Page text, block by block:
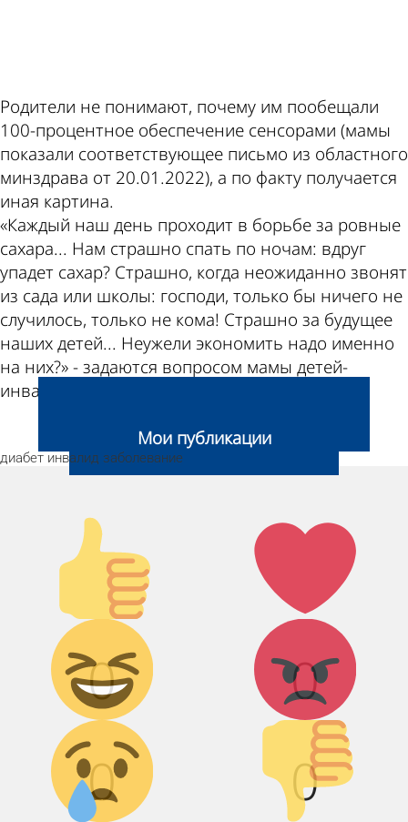
Родители не понимают, почему им пообещали
100-процентное обеспечение сенсорами (мамы
показали соответствующее письмо из областного
минздрава от 20.01.2022), а по факту получается
иная картина.
«Каждый наш день проходит в борьбе за ровные
сахара... Нам страшно спать по ночам: вдруг
упадет сахар? Страшно, когда неожиданно звонят
из сада или школы: господи, только бы ничего не
случилось, только не кома! Страшно за будущее
наших детей... Неужели экономить надо именно
на них?» - задаются вопросом мамы детей-
инвалидов.
Мои публикации
диабет инвалид заболевание
Палец
вверх!
0
Лайк!
0
Дикий смех!
0
Агрессия!
0
Грусть :( Палец вниз!